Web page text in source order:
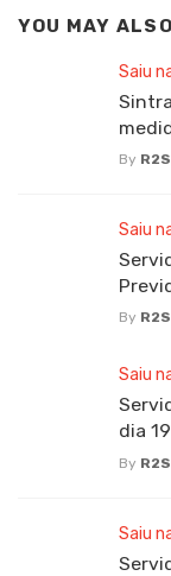
YOU MAY
Saiu
By
Saiu
By
Saiu
dia 19
By
Saiu